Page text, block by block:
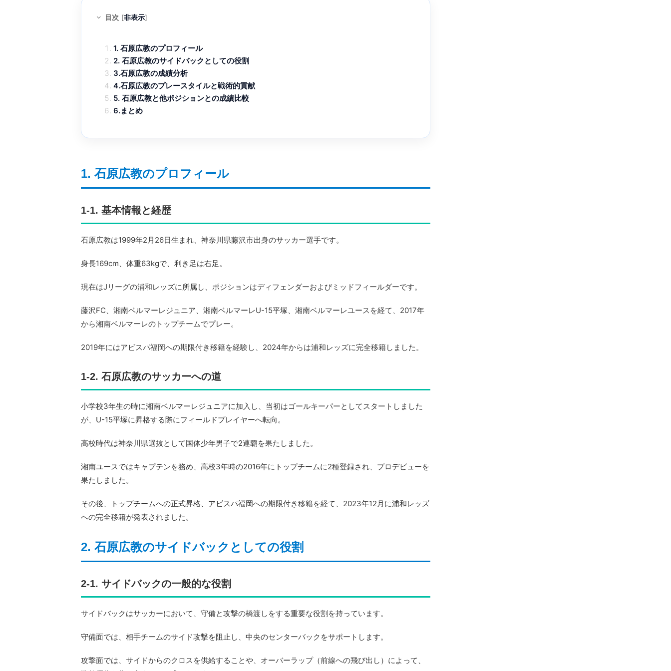
目次 [非表示]
1. 石原広教のプロフィール
2. 石原広教のサイドバックとしての役割
3.石原広教の成績分析
4.石原広教のプレースタイルと戦術的貢献
5. 石原広教と他ポジションとの成績比較
6.まとめ
1. 石原広教のプロフィール
1-1. 基本情報と経歴
石原広教は1999年2月26日生まれ、神奈川県藤沢市出身のサッカー選手です。
身長169cm、体重63kgで、利き足は右足。
現在はJリーグの浦和レッズに所属し、ポジションはディフェンダーおよびミッドフィールダーです。
藤沢FC、湘南ベルマーレジュニア、湘南ベルマーレU-15平塚、湘南ベルマーレユースを経て、2017年
から湘南ベルマーレのトップチームでプレー。
2019年にはアビスパ福岡への期限付き移籍を経験し、2024年からは浦和レッズに完全移籍しました。
1-2. 石原広教のサッカーへの道
小学校3年生の時に湘南ベルマーレジュニアに加入し、当初はゴールキーパーとしてスタートしました
が、U-15平塚に昇格する際にフィールドプレイヤーへ転向。
高校時代は神奈川県選抜として国体少年男子で2連覇を果たしました。
湘南ユースではキャプテンを務め、高校3年時の2016年にトップチームに2種登録され、プロデビューを
果たしました。
その後、トップチームへの正式昇格、アビスパ福岡への期限付き移籍を経て、2023年12月に浦和レッズ
への完全移籍が発表されました。
2. 石原広教のサイドバックとしての役割
2-1. サイドバックの一般的な役割
サイドバックはサッカーにおいて、守備と攻撃の橋渡しをする重要な役割を持っています。
守備面では、相手チームのサイド攻撃を阻止し、中央のセンターバックをサポートします。
攻撃面では、サイドからのクロスを供給することや、オーバーラップ（前線への飛び出し）によって、